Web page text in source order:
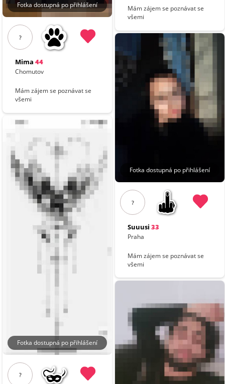
Fotka dostupná po přihlášení
?
Mima 44
Chomutov
Mám zájem se poznávat se
všemi
Fotka dostupná po přihlášení
?
Mám zájem se poznávat se
všemi
Fotka dostupná po přihlášení
?
Suuusi 33
Praha
Mám zájem se poznávat se
všemi